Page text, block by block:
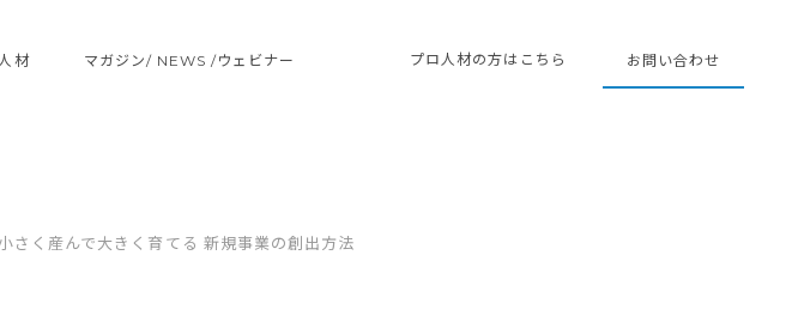
材 マガジン/ NEWS /ウェビナー プロ人材の方はこちら お問い合わせ
さく産んで大きく育てる 新規事業の創出方法